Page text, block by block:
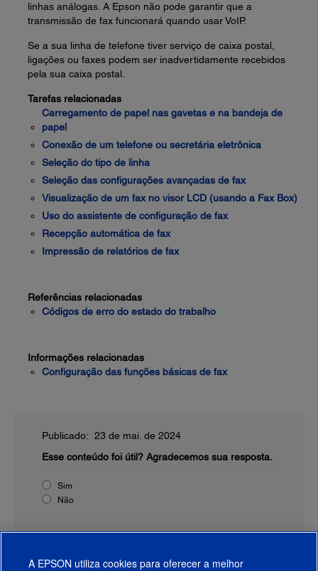
linhas análogas. A Epson não pode garantir que a
transmissão de fax funcionará quando usar VoIP.
Se a sua linha de telefone tiver serviço de caixa postal,
ligações ou faxes podem ser inadvertidamente recebidos
pela sua caixa postal.
Tarefas relacionadas
Carregamento de papel nas gavetas e na bandeja de
papel
Conexão de um telefone ou secretária eletrônica
Seleção do tipo de linha
Seleção das configurações avançadas de fax
Visualização de um fax no visor LCD (usando a Fax Box)
Uso do assistente de configuração de fax
Recepção automática de fax
Impressão de relatórios de fax
Referências relacionadas
Códigos de erro do estado do trabalho
Informações relacionadas
Configuração das funções básicas de fax
Publicado: 23 de mai. de 2024
Esse conteúdo foi útil? Agradecemos sua resposta.
Sim
Não
A EPSON utiliza cookies para oferecer a melhor